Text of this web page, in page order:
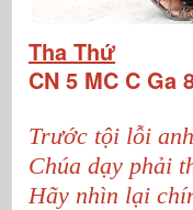
Tha Thứ
CN 5 MC C Ga
Trước tội lỗi
Chúa dạy phải
Hãy nhìn lại